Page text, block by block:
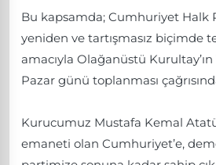
Bu kapsamda; Cumhuriyet Halk
yeniden ve tartışmasız biçimde
amacıyla Olağanüstü
Pazar günü toplanması
Kurucumuz Mustafa Kemal
emaneti olan Cumhuriyet’e,